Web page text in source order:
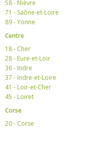
58 - Nièvre
71 - Saône-et-Loire
89 - Yonne
Centre
18 - Cher
28 - Eure-et-Loir
36 - Indre
37 - Indre-et-Loire
41 - Loir-et-Cher
45 - Loiret
Corse
20 - Corse